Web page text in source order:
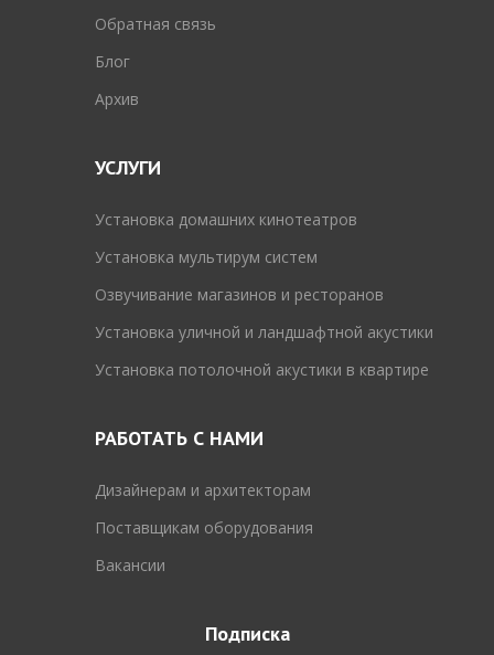
Обратная связь
Блог
Архив
УСЛУГИ
Установка домашних кинотеатров
Установка мультирум систем
Озвучивание магазинов и ресторанов
Установка уличной и ландшафтной акустики
Установка потолочной акустики в квартире
РАБОТАТЬ С НАМИ
Дизайнерам и архитекторам
Поставщикам оборудования
Вакансии
Подписка